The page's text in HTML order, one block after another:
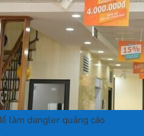
làm dangler quảng cáo